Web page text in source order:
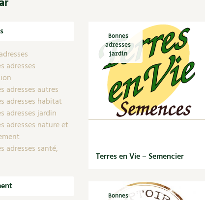
Société, engagement
jardin
du jardin
maladies au jardin
Énergie
Gestion de l’eau
Entretien de la maison
Décoration et petit bricolage
sur le jardin et l’écologie
de la graine !
de Marie
adresses
adresses autres
adresses habitat
adresses jardin
adresses nature et
adresses santé,
Bonnes
adresses
jardin
Terres en Vie – Semencier
Bonnes